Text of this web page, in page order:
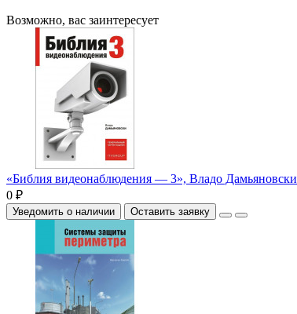
Возможно, вас заинтересует
«Библия видеонаблюдения — 3», Владо Дамьяновски
0 ₽
Уведомить о наличии Оставить заявку